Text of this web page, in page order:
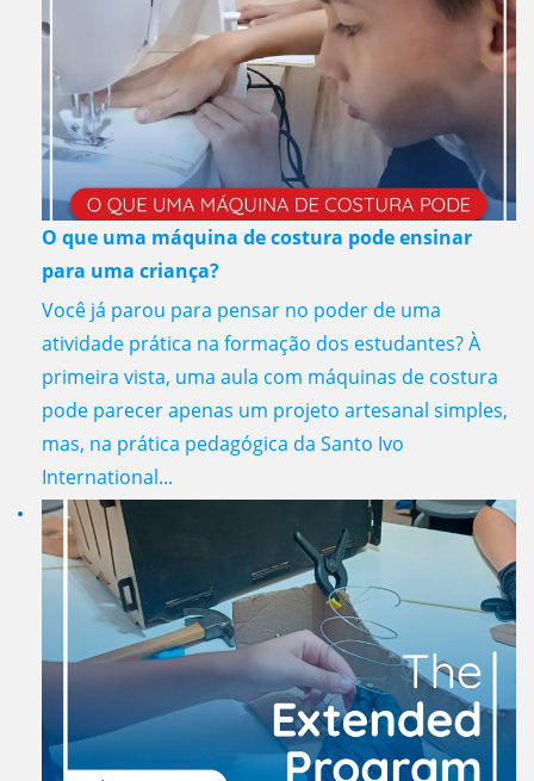
O que uma máquina de costura pode ensinar
para uma criança?
Você já parou para pensar no poder de uma
atividade prática na formação dos estudantes? À
primeira vista, uma aula com máquinas de costura
pode parecer apenas um projeto artesanal simples,
mas, na prática pedagógica da Santo Ivo
International...